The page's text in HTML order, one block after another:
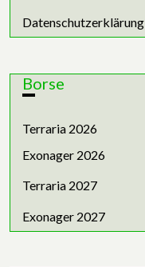
Datenschutzerklärung
Borse
Terraria 2026
Exonager 2026
Terraria 2027
Exonager 2027